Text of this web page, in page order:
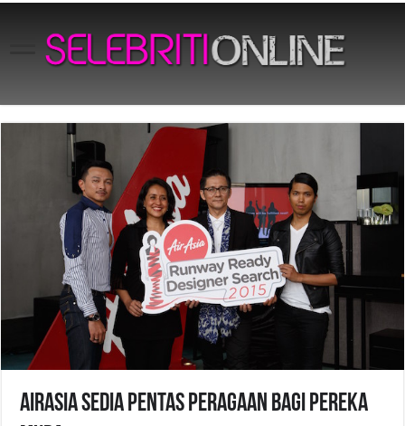
AirAsia Sedia Pentas Peragaan bagi Pereka